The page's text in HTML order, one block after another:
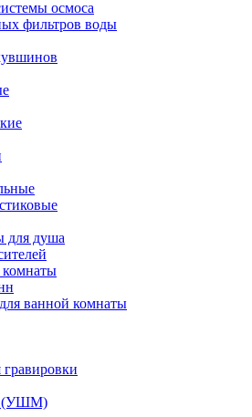
осмоса
фильтров воды
для душа
комнаты
ванной комнаты
(УШМ)